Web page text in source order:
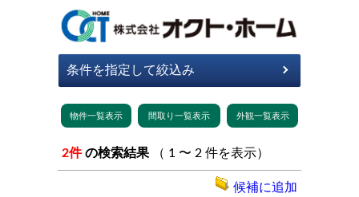
2件 の検索結果 （ 1 〜 2 件を表示）
候補に追加